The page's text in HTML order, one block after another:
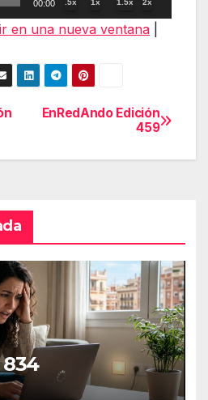
00:00 .5x 1x 1.5x 2x
en una nueva ventana
EnRedAndo Edición
459